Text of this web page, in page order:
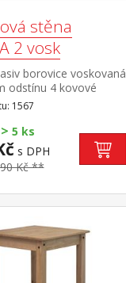
stěna
2 vosk
borovice voskovaná
odstínu 4 kovové
police na
lavice 45
sestavy Corona 2
1567
> 5 ks
s DPH
Kč **